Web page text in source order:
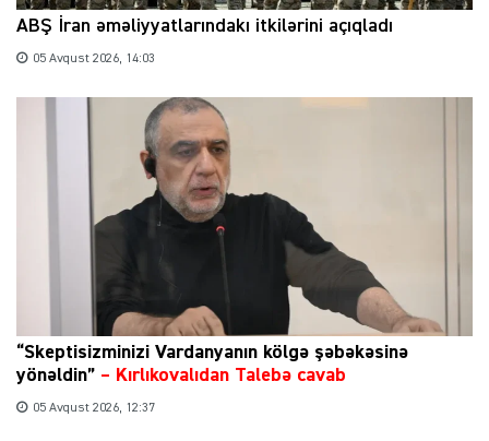
ABŞ İran əməliyyatlarındakı itkilərini açıqladı
05 Avqust 2026, 14:03
“Skeptisizminizi Vardanyanın kölgə şəbəkəsinə
yönəldin” – Kırlıkovalıdan Talebə cavab
05 Avqust 2026, 12:37